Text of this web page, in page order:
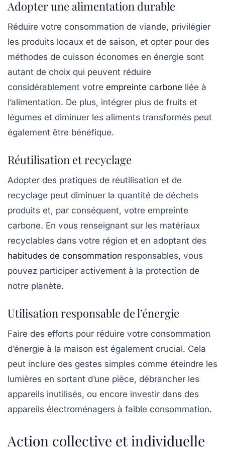
Adopter une alimentation durable
Réduire votre consommation de viande, privilégier
les produits locaux et de saison, et opter pour des
méthodes de cuisson économes en énergie sont
autant de choix qui peuvent réduire
considérablement votre empreinte carbone liée à
l’alimentation. De plus, intégrer plus de fruits et
légumes et diminuer les aliments transformés peut
également être bénéfique.
Réutilisation et recyclage
Adopter des pratiques de réutilisation et de
recyclage peut diminuer la quantité de déchets
produits et, par conséquent, votre empreinte
carbone. En vous renseignant sur les matériaux
recyclables dans votre région et en adoptant des
habitudes de consommation responsables, vous
pouvez participer activement à la protection de
notre planète.
Utilisation responsable de l’énergie
Faire des efforts pour réduire votre consommation
d’énergie à la maison est également crucial. Cela
peut inclure des gestes simples comme éteindre les
lumières en sortant d’une pièce, débrancher les
appareils inutilisés, ou encore investir dans des
appareils électroménagers à faible consommation.
Action collective et individuelle